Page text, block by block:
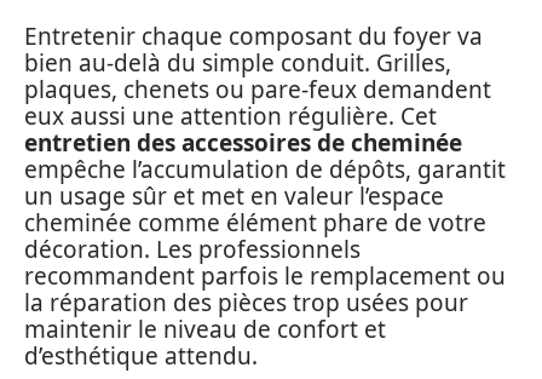
Entretenir chaque composant du foyer va
bien au-delà du simple conduit. Grilles,
plaques, chenets ou pare-feux demandent
eux aussi une attention régulière. Cet
entretien des accessoires de cheminée
empêche l’accumulation de dépôts, garantit
un usage sûr et met en valeur l’espace
cheminée comme élément phare de votre
décoration. Les professionnels
recommandent parfois le remplacement ou
la réparation des pièces trop usées pour
maintenir le niveau de confort et
d’esthétique attendu.